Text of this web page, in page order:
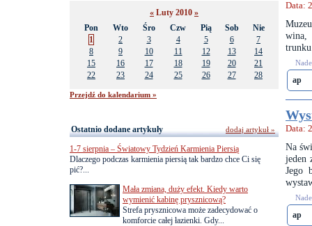
Data:
wina,
ap
Data:
Na
jeden
Jego
ap
« Luty 2010 »
Pon
Wto Śro Czw Pią Sob
Nie
1
2 3 4 5 6
7
8
9 10 11 12 13
14
15
16 17 18 19 20
21
22
23 24 25 26 27 28
Przejdź do kalendarium »
Ostatnio dodane artykuły
1-7 sierpnia – Światowy Tydzień Karmienia Piersią
Dlaczego podczas karmienia piersią tak bardzo chce Ci się
pić?...
Mała zmiana, duży efekt. Kiedy warto
wymienić kabinę prysznicową?
Strefa prysznicowa może zadecydować o
komforcie całej łazienki. Gdy...
dodaj artykuł »